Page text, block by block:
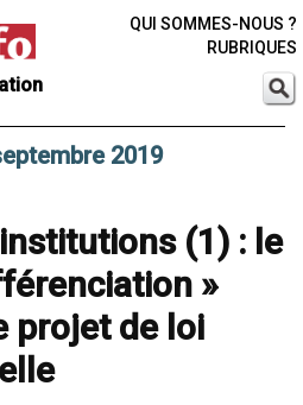
QUI SOMMES-NOUS ?
RUBRIQUES
2019
(1) : le
»
projet de loi